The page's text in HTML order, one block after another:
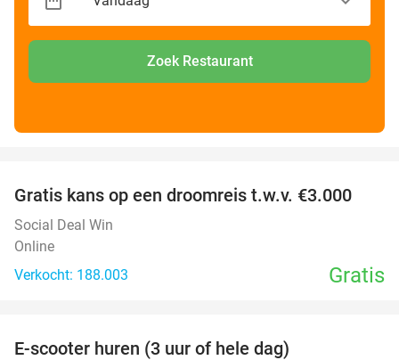
Zoek Restaurant
Gratis kans op een droomreis t.w.v. €3.000
Social Deal Win
Online
Verkocht: 188.003
Gratis
E-scooter huren (3 uur of hele dag)